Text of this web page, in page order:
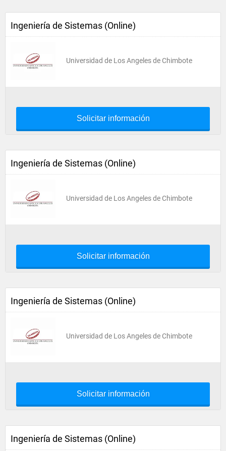
Ingeniería de Sistemas (Online)
Universidad de Los Angeles de Chimbote
Solicitar información
Ingeniería de Sistemas (Online)
Universidad de Los Angeles de Chimbote
Solicitar información
Ingeniería de Sistemas (Online)
Universidad de Los Angeles de Chimbote
Solicitar información
Ingeniería de Sistemas (Online)